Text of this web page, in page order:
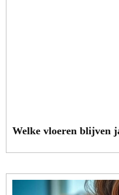
Welke vloeren blijven